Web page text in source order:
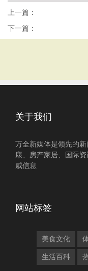
上一篇：
下一篇：
关于我们
万全新媒体是领先的
康、房产家居、国际
威信息
网站标签
美食文化
生活百科